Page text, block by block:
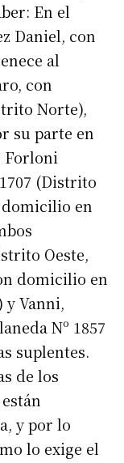
En el
Daniel, con
al
con
Norte),
su parte en
Forloni
(Distrito
domicilio en
Oeste,
domicilio en
y Vanni,
Nº 1857
suplentes.
de los
y por lo
lo exige el